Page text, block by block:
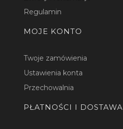
Regulamin
MOJE KONTO
Twoje zamówienia
Ustawienia konta
Przechowalnia
PŁATNOŚCI I DOSTAWA